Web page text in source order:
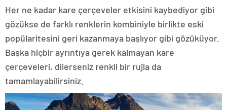
Her ne kadar kare çerçeveler etkisini kaybediyor gibi
gözükse de farklı renklerin kombiniyle birlikte eski
popülaritesini geri kazanmaya başlıyor gibi gözüküyor.
Başka hiçbir ayrıntıya gerek kalmayan kare
çerçeveleri, dilerseniz renkli bir rujla da
tamamlayabilirsiniz.